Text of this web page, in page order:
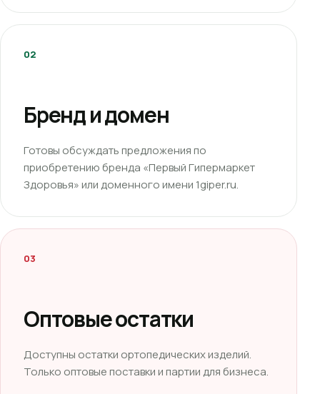
02
Бренд и домен
Готовы обсуждать предложения по
приобретению бренда «Первый Гипермаркет
Здоровья» или доменного имени 1giper.ru.
03
Оптовые остатки
Доступны остатки ортопедических изделий.
Только оптовые поставки и партии для бизнеса.